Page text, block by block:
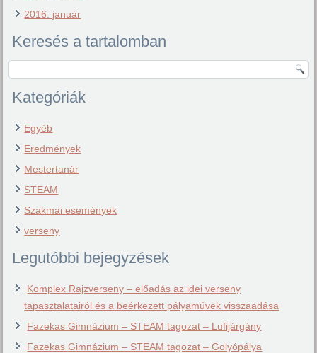
2016. január
Keresés a tartalomban
Kategóriák
Egyéb
Eredmények
Mestertanár
STEAM
Szakmai események
verseny
Legutóbbi bejegyzések
Komplex Rajzverseny – előadás az idei verseny
tapasztalatairól és a beérkezett pályaművek visszaadása
Fazekas Gimnázium – STEAM tagozat – Lufijárgány
Fazekas Gimnázium – STEAM tagozat – Golyópálya